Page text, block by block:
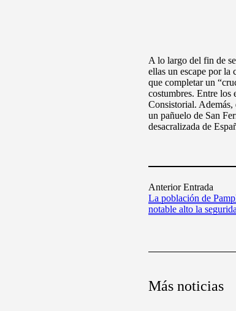
A lo largo del fin de
ellas un escape por la
que completar un
costumbres. Entre los
Consistorial. Además,
un pañuelo de San
desacralizada de
Anterior Entrada
La población de
notable alto la
Más noticias